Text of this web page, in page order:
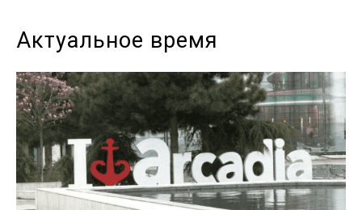
Актуальное время